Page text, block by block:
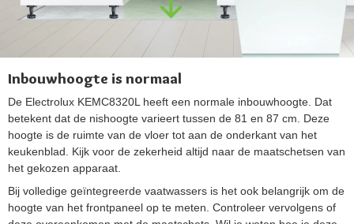
Inbouwhoogte is normaal
De Electrolux KEMC8320L heeft een normale inbouwhoogte. Dat
betekent dat de nishoogte varieert tussen de 81 en 87 cm. Deze
hoogte is de ruimte van de vloer tot aan de onderkant van het
keukenblad. Kijk voor de zekerheid altijd naar de maatschetsen van
het gekozen apparaat.
Bij volledige geïntegreerde vaatwassers is het ook belangrijk om de
hoogte van het frontpaneel op te meten. Controleer vervolgens of